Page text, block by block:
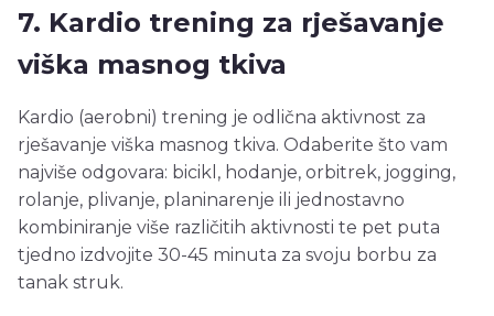
7. Kardio trening za rješavanje
viška masnog tkiva
Kardio (aerobni) trening je odlična aktivnost za
rješavanje viška masnog tkiva. Odaberite što vam
najviše odgovara: bicikl, hodanje, orbitrek, jogging,
rolanje, plivanje, planinarenje ili jednostavno
kombiniranje više različitih aktivnosti te pet puta
tjedno izdvojite 30-45 minuta za svoju borbu za
tanak struk.